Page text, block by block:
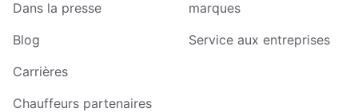
Dans la presse
Blog
Carrières
Chauffeurs partenaires
marques
Service aux entreprises